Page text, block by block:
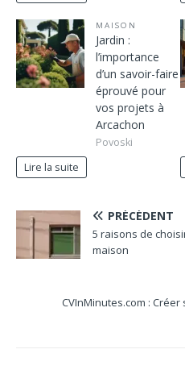
MAISON
Jardin :
l’importance
d’un savoir-faire
éprouvé pour
vos projets à
Arcachon
Povoski
Lire la suite
PRÉCÉDENT
5 raisons de
maison
CVInMinutes.com : Créer